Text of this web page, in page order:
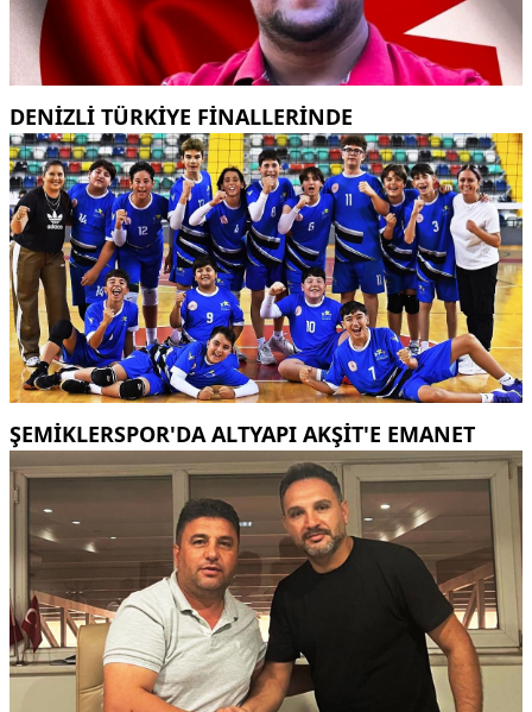
DENİZLİ TÜRKİYE FİNALLERİNDE
ŞEMİKLERSPOR'DA ALTYAPI AKŞİT'E EMANET